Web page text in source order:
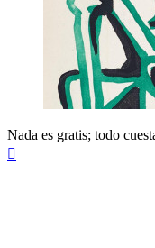
Nada es gratis; todo